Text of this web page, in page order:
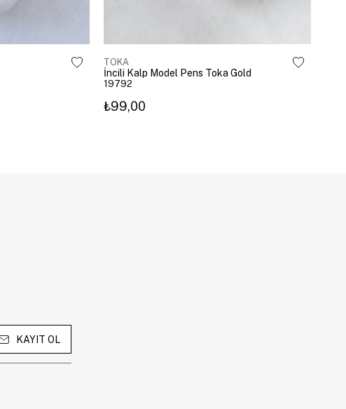
TOKA
İncili Kalp Model Pens Toka Gold
19792
₺99,00
KAYIT OL